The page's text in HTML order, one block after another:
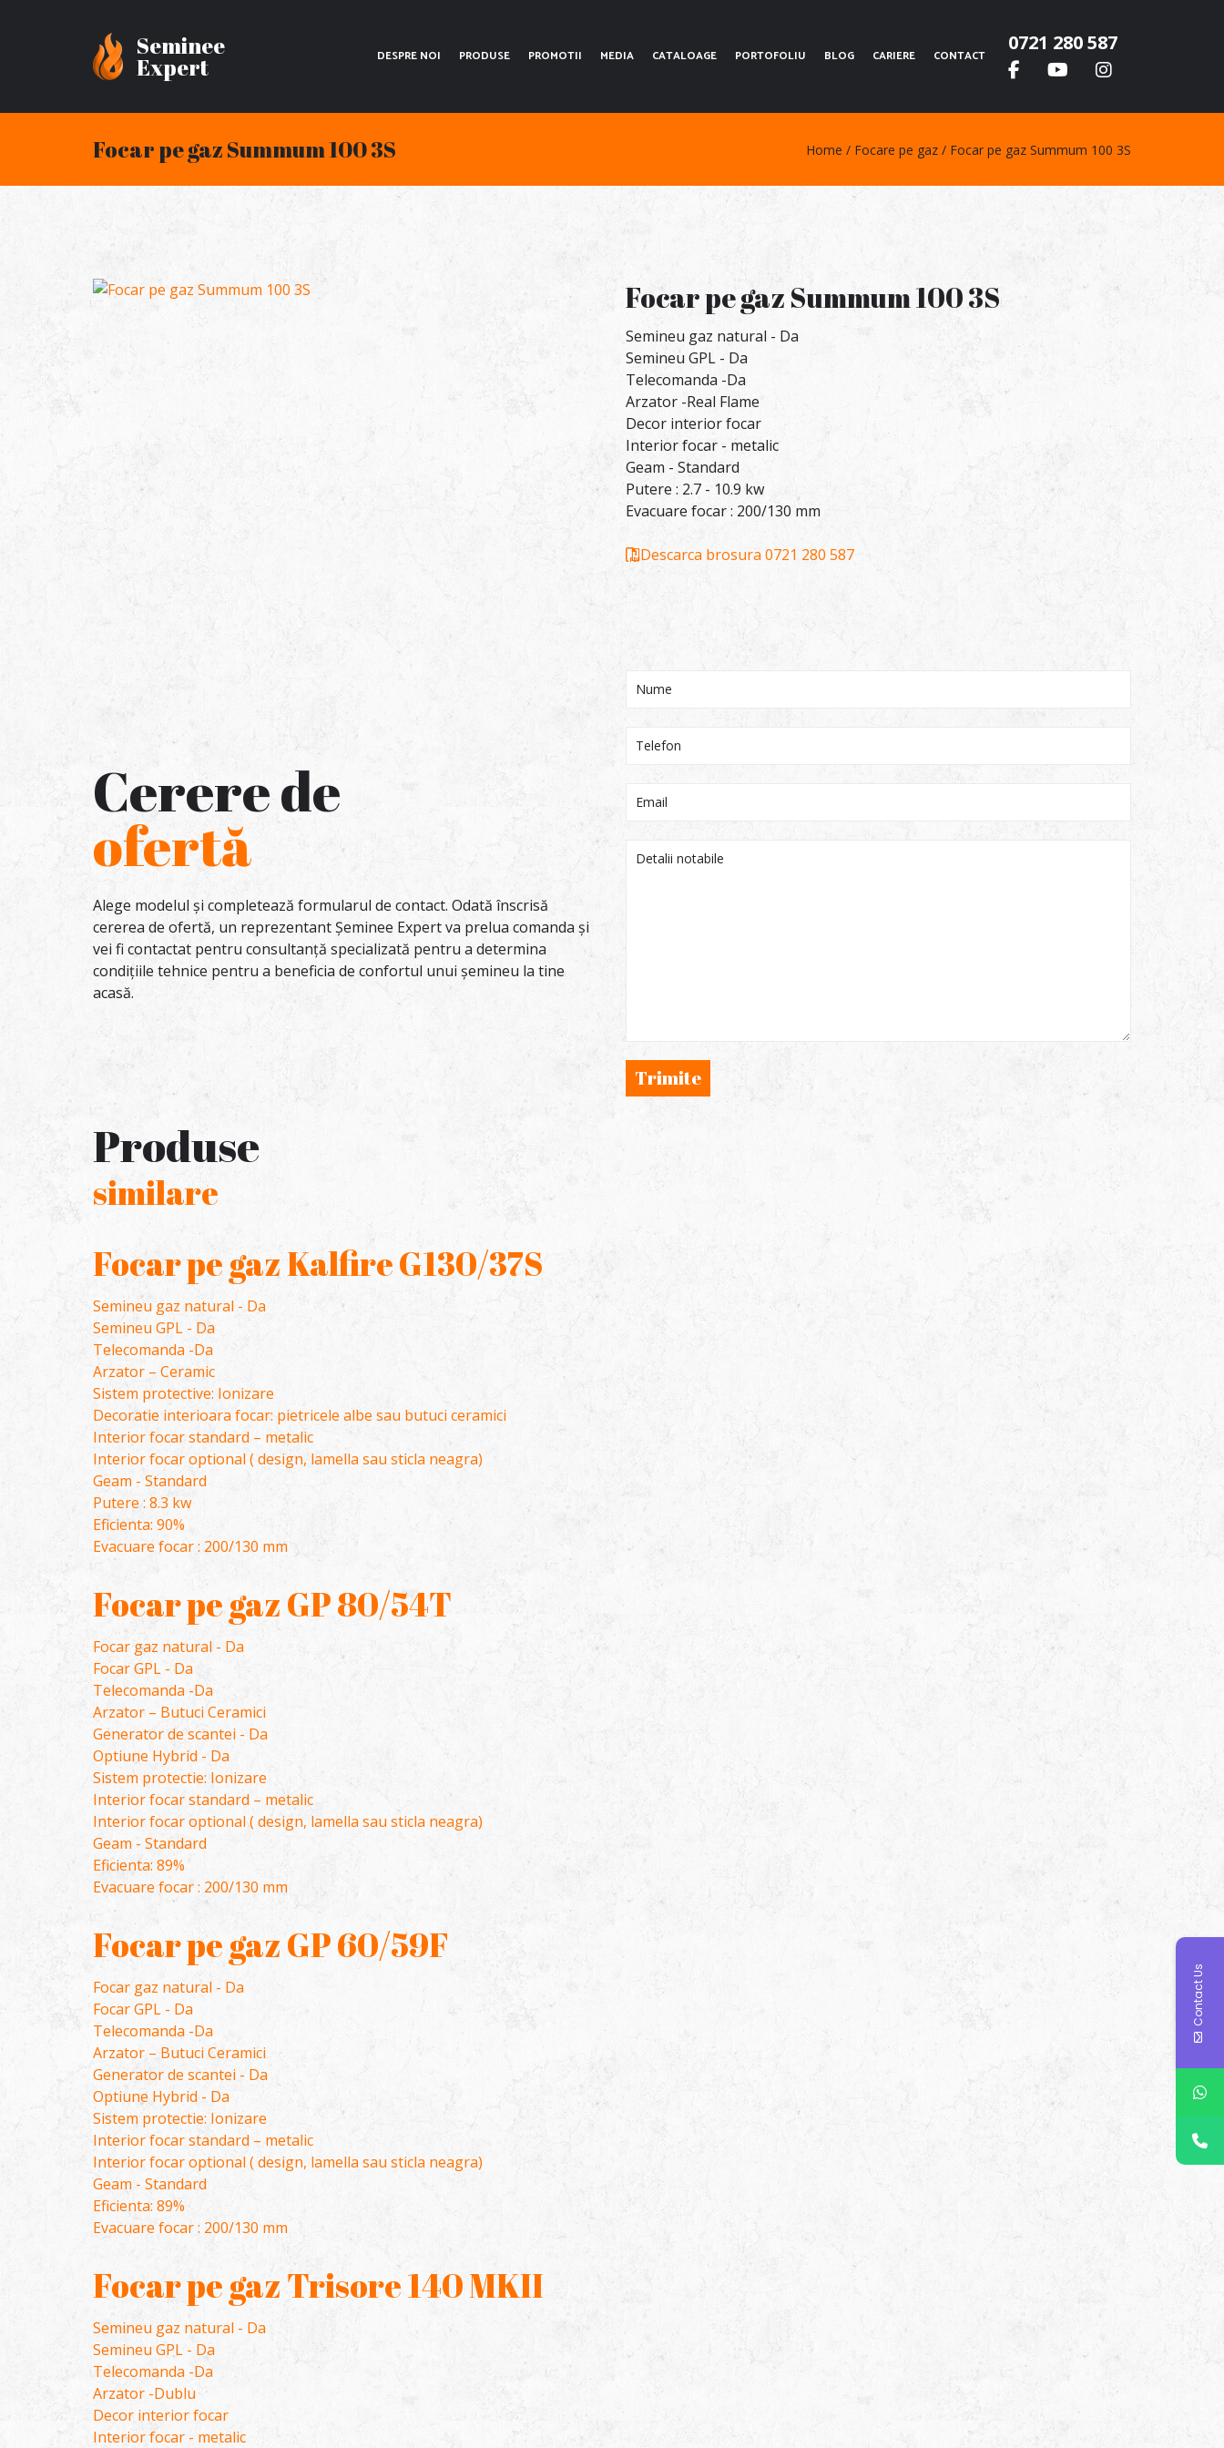
Seminee
Expert DESPRE NOI PRODUSE PROMOTII MEDIA CATALOAGE PORTOFOLIU BLOG CARIERE CONTACT
0721 280 587
Focar pe gaz Summum 100 3S Home Focare pe gaz Focar pe gaz Summum 100 3S
Focar pe gaz Summum 100 3S
Semineu gaz natural - Da
Semineu GPL - Da
Telecomanda -Da
Arzator -Real Flame
Decor interior focar
Interior focar - metalic
Geam - Standard
Putere : 2.7 - 10.9 kw
Evacuare focar : 200/130 mm
Descarca brosura0721 280 587
Cerere de
ofertă
Alege modelul și completează formularul de contact. Odată înscrisă
cererea de ofertă, un reprezentant Șeminee Expert va prelua comanda și
vei fi contactat pentru consultanță specializată pentru a determina
condițiile tehnice pentru a beneficia de confortul unui șemineu la tine
acasă.
Trimite
Produse
similare
Focar pe gaz Kalfire G130/37S
Semineu gaz natural - Da
Semineu GPL - Da
Telecomanda -Da
Arzator – Ceramic
Sistem protective: Ionizare
Decoratie interioara focar: pietricele albe sau butuci ceramici
Interior focar standard – metalic
Interior focar optional ( design, lamella sau sticla neagra)
Geam - Standard
Putere : 8.3 kw
Eficienta: 90%
Evacuare focar : 200/130 mm
Focar pe gaz GP 80/54T
Focar gaz natural - Da
Focar GPL - Da
Telecomanda -Da
Arzator – Butuci Ceramici
Generator de scantei - Da
Optiune Hybrid - Da
Sistem protectie: Ionizare
Interior focar standard – metalic
Interior focar optional ( design, lamella sau sticla neagra)
Geam - Standard
Eficienta: 89%
Evacuare focar : 200/130 mm
Focar pe gaz GP 60/59F
Focar gaz natural - Da
Focar GPL - Da
Telecomanda -Da
Arzator – Butuci Ceramici
Generator de scantei - Da
Optiune Hybrid - Da
Sistem protectie: Ionizare
Interior focar standard – metalic
Interior focar optional ( design, lamella sau sticla neagra)
Geam - Standard
Eficienta: 89%
Evacuare focar : 200/130 mm
Focar pe gaz Trisore 140 MKII
Semineu gaz natural - Da
Semineu GPL - Da
Telecomanda -Da
Arzator -Dublu
Decor interior focar
Interior focar - metalic
Contact Us